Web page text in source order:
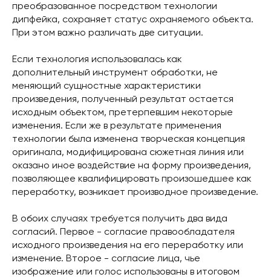
преобразованное посредством технологии
дипфейка, сохраняет статус охраняемого объекта.
При этом важно различать две ситуации.
Если технология использовалась как
дополнительный инструмент обработки, не
меняющий сущностные характеристики
произведения, полученный результат остается
исходным объектом, претерпевшим некоторые
изменения. Если же в результате применения
технологии была изменена творческая концепция
оригинала, модифицирована сюжетная линия или
оказано иное воздействие на форму произведения,
позволяющее квалифицировать произошедшее как
переработку, возникает производное произведение.
В обоих случаях требуется получить два вида
согласий. Первое - согласие правообладателя
исходного произведения на его переработку или
изменение. Второе - согласие лица, чье
изображение или голос использованы в итоговом